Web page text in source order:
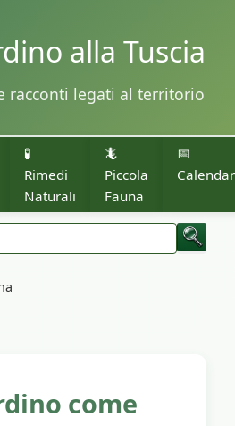
alla Tuscia
racconti legati al territorio
🧪
Rimedi
Naturali
🦎
Piccola
Fauna
📅
come